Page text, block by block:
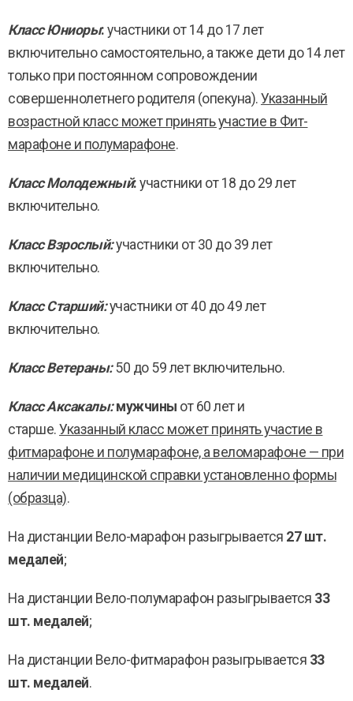
Класс Юниоры: участники от 14 до 17 лет
включительно самостоятельно, а также дети до 14 лет
только при постоянном сопровождении
совершеннолетнего родителя (опекуна). Указанный
возрастной класс может принять участие в Фит-
марафоне и полумарафоне.
Класс Молодежный: участники от 18 до 29 лет
включительно.
Класс Взрослый:участники от 30 до 39 лет
включительно.
Класс Старший:участники от 40 до 49 лет
включительно.
Класс Ветераны:50 до 59 лет включительно.
Класс Аксакалы: мужчины от 60 лет и
старше. Указанный класс может принять участие в
фитмарафоне и полумарафоне, а веломарафоне — при
наличии медицинской справки установленно формы
(образца).
На дистанции Вело-марафон разыгрывается 27 шт.
медалей;
На дистанции Вело-полумарафон разыгрывается 33
шт. медалей;
На дистанции Вело-фитмарафон разыгрывается 33
шт. медалей.